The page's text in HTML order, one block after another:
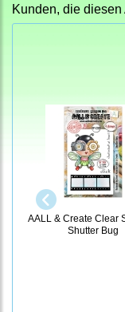
Kunden, die
AALL & Create Clear
Shutter Bug